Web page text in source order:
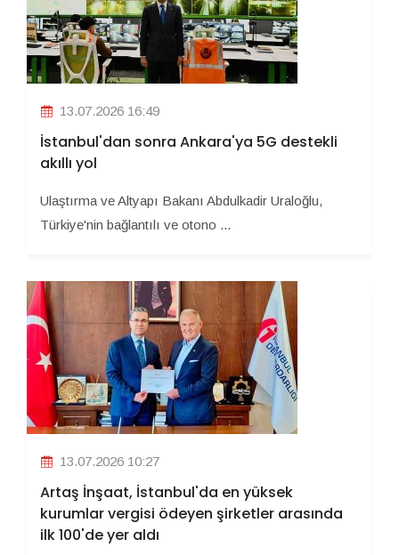
13.07.2026 16:49
İstanbul'dan sonra Ankara'ya 5G destekli
akıllı yol
Ulaştırma ve Altyapı Bakanı Abdulkadir Uraloğlu,
Türkiye'nin bağlantılı ve otono ...
13.07.2026 10:27
Artaş İnşaat, İstanbul'da en yüksek
kurumlar vergisi ödeyen şirketler arasında
ilk 100'de yer aldı